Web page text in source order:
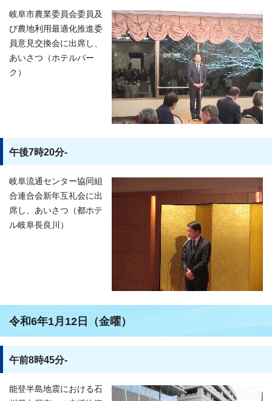
岐阜市農業委員会委員及
び農地利用最適化推進委
員意見交換会に出席し、
あいさつ（ホテルパー
ク）
午後7時20分-
岐阜流通センター協同組
合連合会新年互礼会に出
席し、あいさつ（都ホテ
ル岐阜長良川）
令和6年1月12日（金曜）
午前8時45分-
能登半島地震における石